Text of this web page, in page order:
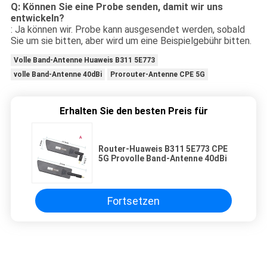
Q: Können Sie eine Probe senden, damit wir uns
entwickeln?
: Ja können wir. Probe kann ausgesendet werden, sobald
Sie um sie bitten, aber wird um eine Beispielgebühr bitten.
Volle Band-Antenne Huaweis B311 5E773
volle Band-Antenne 40dBi
Prorouter-Antenne CPE 5G
Erhalten Sie den besten Preis für
Router-Huaweis B311 5E773 CPE
5G Provolle Band-Antenne 40dBi
Fortsetzen